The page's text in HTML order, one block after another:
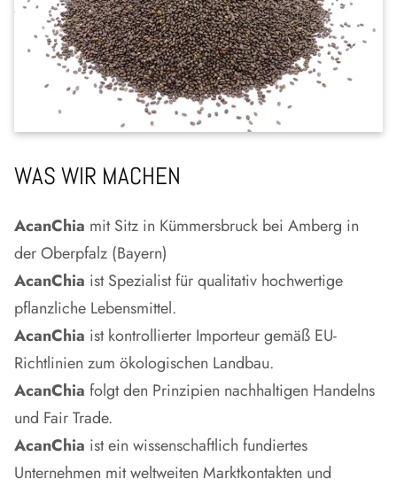
WAS WIR MACHEN
AcanChia mit Sitz in Kümmersbruck bei Amberg in
der Oberpfalz (Bayern)
AcanChia ist Spezialist für qualitativ hochwertige
pflanzliche Lebensmittel.
AcanChia ist kontrollierter Importeur gemäß EU-
Richtlinien zum ökologischen Landbau.
AcanChia folgt den Prinzipien nachhaltigen Handelns
und Fair Trade.
AcanChia ist ein wissenschaftlich fundiertes
Unternehmen mit weltweiten Marktkontakten und